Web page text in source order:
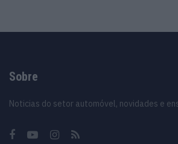
Sobre
Noticias do setor automóvel, novidades e